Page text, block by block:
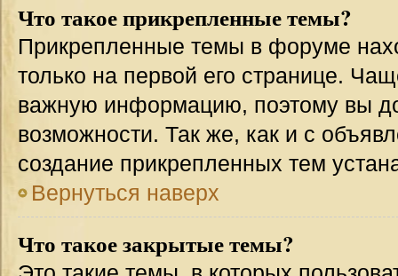
Что такое прикрепленные темы?
Прикрепленные темы в форуме
только на первой его странице.
важную информацию, поэтому вы
возможности. Так же, как и с
создание прикрепленных тем
Вернуться наверх
Что такое закрытые темы?